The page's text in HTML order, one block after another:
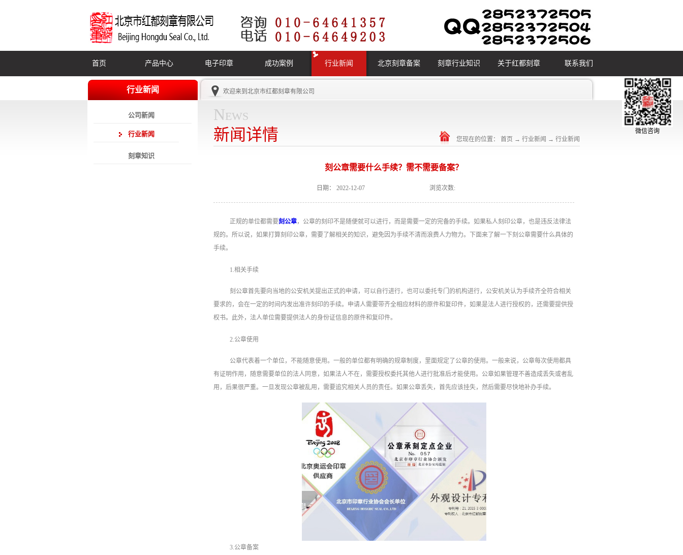
首页 产品中心 电子印章 成功案例 行业新闻 北京刻章备案 刻章行业知识 关于红都刻章 联系我们
行业新闻
公司新闻
行业新闻
刻章知识
欢迎来到 北京市红都刻章有限公司
News
新闻详情
您现在的位置： 首页 → 行业新闻 → 行业新闻
刻公章需要什么手续？需不需要备案？
日期： 2022-12-07 浏览次数:
正规的单位都需要刻公章，公章的刻印不是随便就可以进行，而是需要一定的完备的手续。如果私人刻印公章，也是违反法律法
规的。所以说，如果打算刻印公章，需要了解相关的知识，避免因为手续不清而浪费人力物力。下面来了解一下刻公章需要什么具体的
手续。
1.相关手续
刻公章首先要向当地的公安机关提出正式的申请，可以自行进行，也可以委托专门的机构进行，公安机关认为手续齐全符合相关
要求的，会在一定的时间内发出准许刻印的手续。申请人需要带齐全相应材料的原件和复印件，如果是法人进行授权的，还需要提供授
权书。此外，法人单位需要提供法人的身份证信息的原件和复印件。
2.公章使用
公章代表着一个单位，不能随意使用。一般的单位都有明确的规章制度，里面规定了公章的使用。一般来说，公章每次使用都具
有证明作用，随意需要单位的法人同意，如果法人不在，需要授权委托其他人进行批准后才能使用。公章如果管理不善造成丢失或者乱
用，后果很严重。一旦发现公章被乱用，需要追究相关人员的责任。如果公章丢失，首先应该挂失，然后需要尽快地补办手续。
3.公章备案
微信咨询